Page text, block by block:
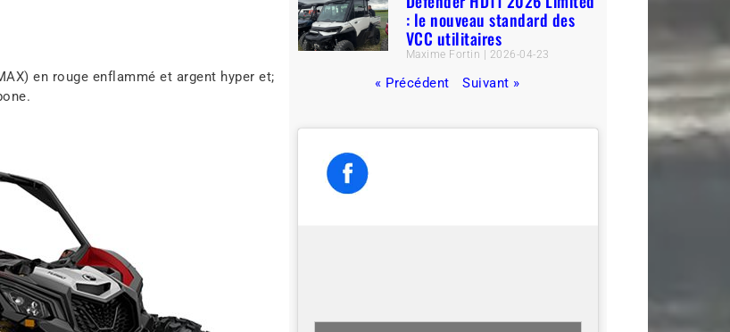
en rouge enflammé et argent hyper et;
: le nouveau standard des
VCC utilitaires
Maxime Fortin 2026-04-23
« Précédent Suivant »